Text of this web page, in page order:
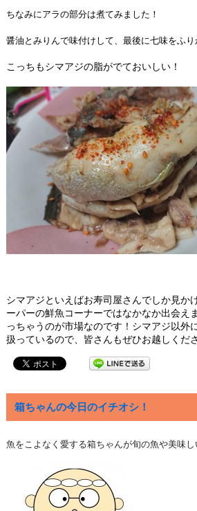
ちなみにアラの部分は煮てみました！
醤油とみりんで味付けして、最後に七味をふり
こっちもシマアジの脂がでておいしい！
シマアジといえばお寿司屋さんでしか見か
ーパーの鮮魚コーナーではなかなか出会え
っちゃうのが市場なのです！シマアジ以外
扱っているので、皆さんもぜひお越しくだ
箱ちゃんの今日のイチオシ！
魚をこよなく愛する箱ちゃんが旬の魚や美味し